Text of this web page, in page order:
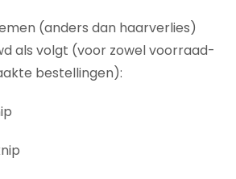
(anders dan haarverlies)
als volgt (voor zowel voorraad-
bestellingen):